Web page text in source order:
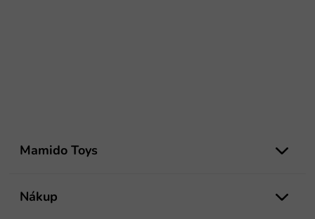
Mamido Toys
Nákup